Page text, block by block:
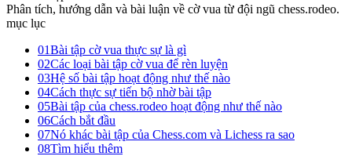
Phân tích, hướng dẫn và bài luận về cờ vua từ đội ngũ chess.rodeo.
mục lục
01Bài tập cờ vua thực sự là gì
02Các loại bài tập cờ vua để rèn luyện
03Hệ số bài tập hoạt động như thế nào
04Cách thực sự tiến bộ nhờ bài tập
05Bài tập của chess.rodeo hoạt động như thế nào
06Cách bắt đầu
07Nó khác bài tập của Chess.com và Lichess ra sao
08Tìm hiểu thêm